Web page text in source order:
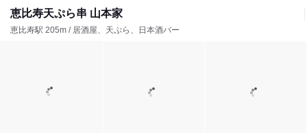
恵比寿天ぷら串 山本家
恵比寿駅 205m / 居酒屋、天ぷら、日本酒バー